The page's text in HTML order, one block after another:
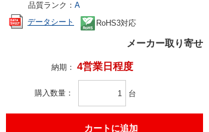
品質ランク： A
データシート
RoHS3対応
メーカー取り寄せ
納期： 4営業日程度
購入数量 台